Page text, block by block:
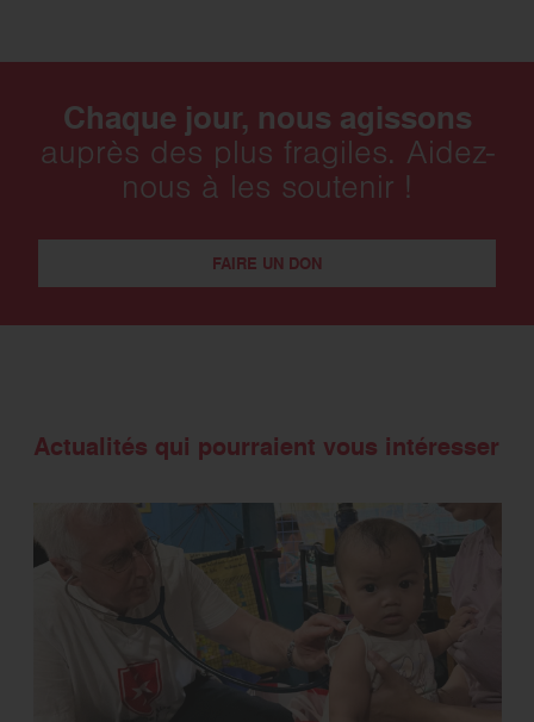
Chaque jour, nous agissons
auprès des plus fragiles. Aidez-
nous à les soutenir !
FAIRE UN DON
Actualités qui pourraient vous intéresser